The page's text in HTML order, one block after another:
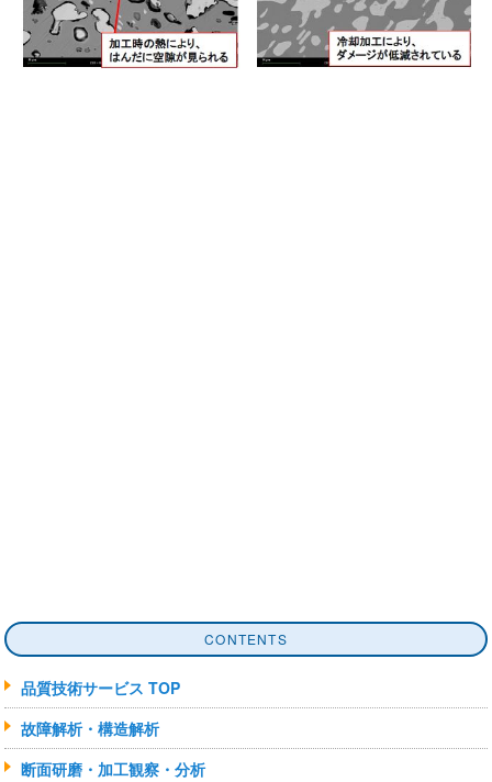
CONTENTS
品質技術サービス TOP
故障解析・構造解析
断面研磨・加工観察・分析